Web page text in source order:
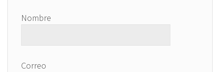
Nombre
Correo